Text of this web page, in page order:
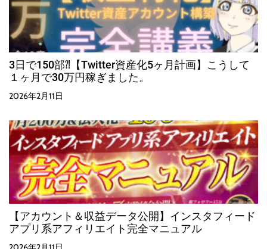
3日で150部⁈【Twitter資産化5ヶ月計画】こうして
１ヶ月で30万円稼ぎました。
2026年2月11日
【アカウント＆収益データ公開】インスタフィード
アプリ系アフィリエイト完全マニュアル